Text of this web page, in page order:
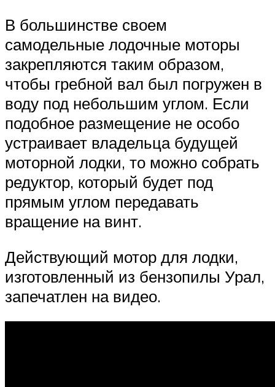
В большинстве своем
самодельные лодочные моторы
закрепляются таким образом,
чтобы гребной вал был погружен в
воду под небольшим углом. Если
подобное размещение не особо
устраивает владельца будущей
моторной лодки, то можно собрать
редуктор, который будет под
прямым углом передавать
вращение на винт.
Действующий мотор для лодки,
изготовленный из бензопилы Урал,
запечатлен на видео.